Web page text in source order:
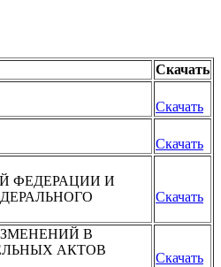
Скачать
Скачать
Скачать
ФЕДЕРАЦИИ И
Скачать
В
АКТОВ
Скачать